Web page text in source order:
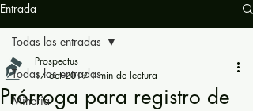
Entrada
Todas las entradas
Minería
Todas las entradas
Prórroga para registro de
Prospectus
17 oct 2019 1 min de lectura